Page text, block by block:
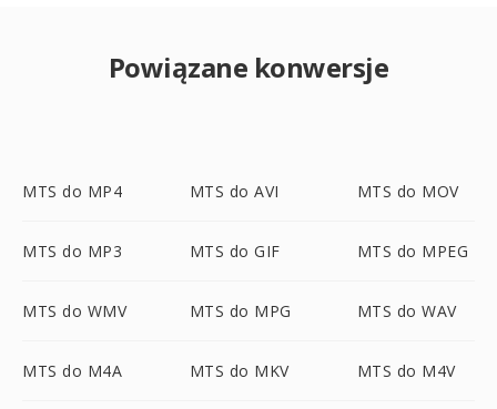
Powiązane konwersje
MTS do MP4 MTS do AVI MTS do MOV
MTS do MP3 MTS do GIF MTS do MPEG
MTS do WMV MTS do MPG MTS do WAV
MTS do M4A MTS do MKV MTS do M4V